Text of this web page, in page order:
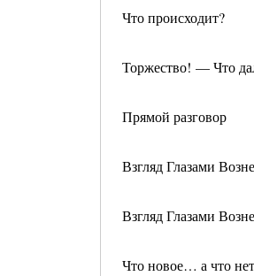
Что происходит?
Торжество! — Что
Прямой разговор
Взгляд Глазами
Взгляд Глазами
Что новое… а что